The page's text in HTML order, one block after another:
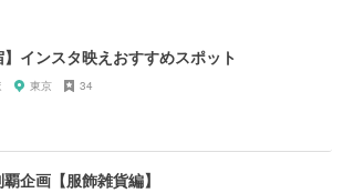
】インスタ映えおすすめスポット
東京 34
企画【服飾雑貨編】